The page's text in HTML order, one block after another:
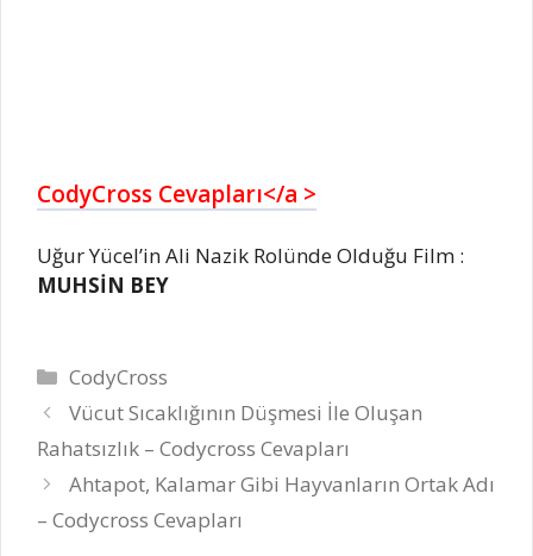
CodyCross Cevapları</a >
Uğur Yücel’in Ali Nazik Rolünde Olduğu Film :
MUHSİN BEY
Kategoriler
CodyCross
Vücut Sıcaklığının Düşmesi İle Oluşan
Rahatsızlık – Codycross Cevapları
Ahtapot, Kalamar Gibi Hayvanların Ortak Adı
– Codycross Cevapları